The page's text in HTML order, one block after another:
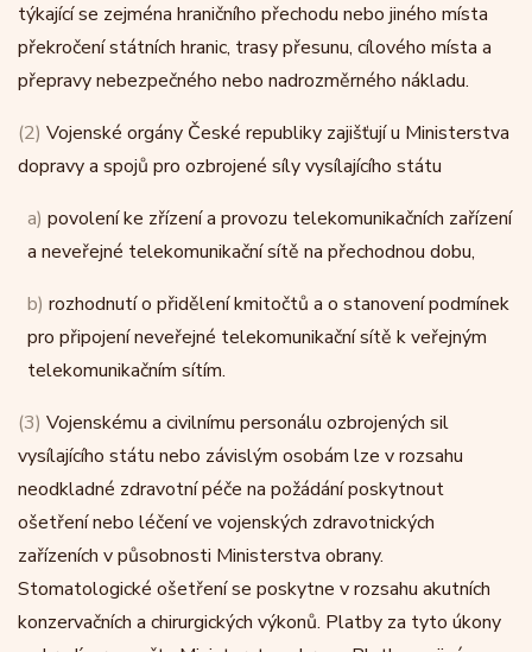
týkající se zejména hraničního přechodu nebo jiného místa
překročení státních hranic, trasy přesunu, cílového místa a
přepravy nebezpečného nebo nadrozměrného nákladu.
(2) Vojenské orgány České republiky zajišťují u Ministerstva
dopravy a spojů pro ozbrojené síly vysílajícího státu
a) povolení ke zřízení a provozu telekomunikačních zařízení
a neveřejné telekomunikační sítě na přechodnou dobu,
b) rozhodnutí o přidělení kmitočtů a o stanovení podmínek
pro připojení neveřejné telekomunikační sítě k veřejným
telekomunikačním sítím.
(3) Vojenskému a civilnímu personálu ozbrojených sil
vysílajícího státu nebo závislým osobám lze v rozsahu
neodkladné zdravotní péče na požádání poskytnout
ošetření nebo léčení ve vojenských zdravotnických
zařízeních v působnosti Ministerstva obrany.
Stomatologické ošetření se poskytne v rozsahu akutních
konzervačních a chirurgických výkonů. Platby za tyto úkony